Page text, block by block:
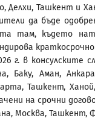
Делхи, Ташкент и
да бъде
там, където
г. в консулските
Баку, Аман,
Ташкент,
на срочни
Москва, Ташкент,